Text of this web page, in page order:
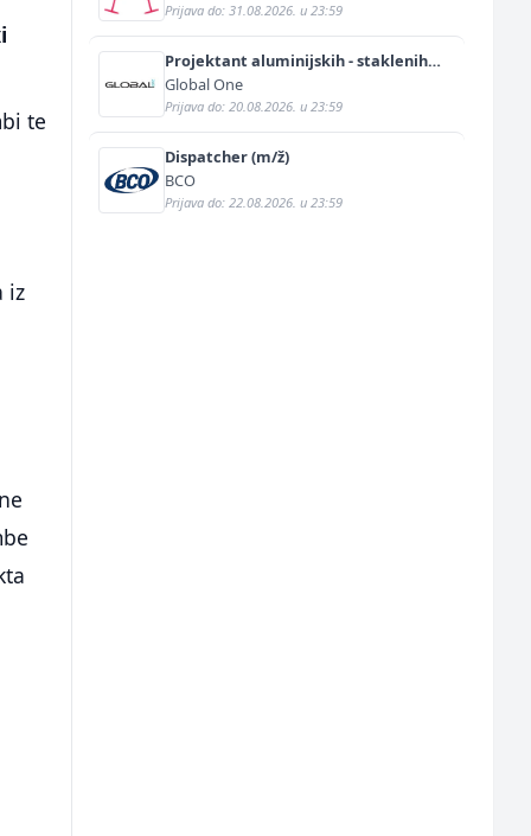
te
iz
Prijava do: 31.08.2026. u 23:59
Projektant aluminijskih - staklenih
fasada (m/ž)
Global One
Prijava do: 20.08.2026. u 23:59
Dispatcher (m/ž)
BCO
Prijava do: 22.08.2026. u 23:59